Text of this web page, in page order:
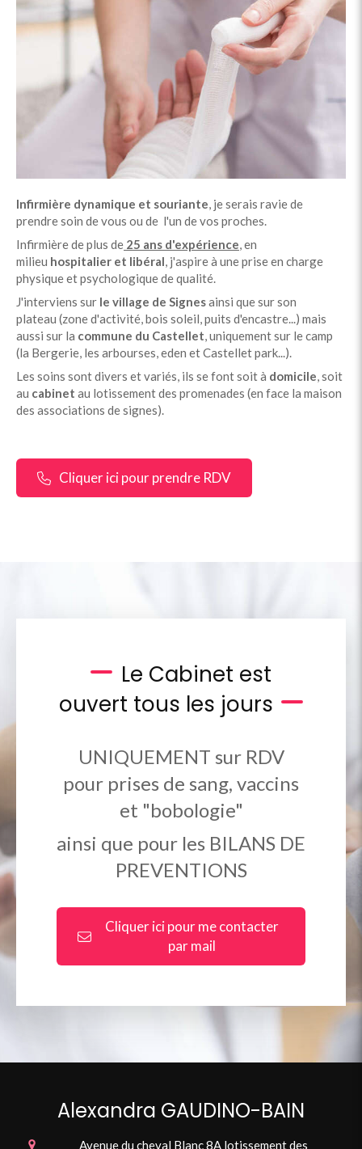
Infirmière dynamique et souriante, je serais ravie de
prendre soin de vous ou de l'un de vos proches.
Infirmière de plus de 25 ans d'expérience, en
milieu hospitalier et libéral, j'aspire à une prise en charge
physique et psychologique de qualité.
J'interviens sur le village de Signesainsi que sur son
plateau (zone d'activité, bois soleil, puits d'encastre...) mais
aussi sur la commune du Castellet, uniquement sur le camp
(la Bergerie, les arbourses, eden et Castellet park...).
Les soins sont divers et variés, ils se font soit à domicile, soit
au cabinet au lotissement des promenades (en face la maison
des associations de signes).
Cliquer ici pour prendre RDV
Le Cabinet est
ouvert tous les jours
UNIQUEMENT sur RDV
pour prises de sang, vaccins
et "bobologie"
ainsi que pour les BILANS DE
PREVENTIONS
Cliquer ici pour me contacter
par mail
Alexandra GAUDINO-BAIN
Avenue du cheval Blanc 8A lotissement des